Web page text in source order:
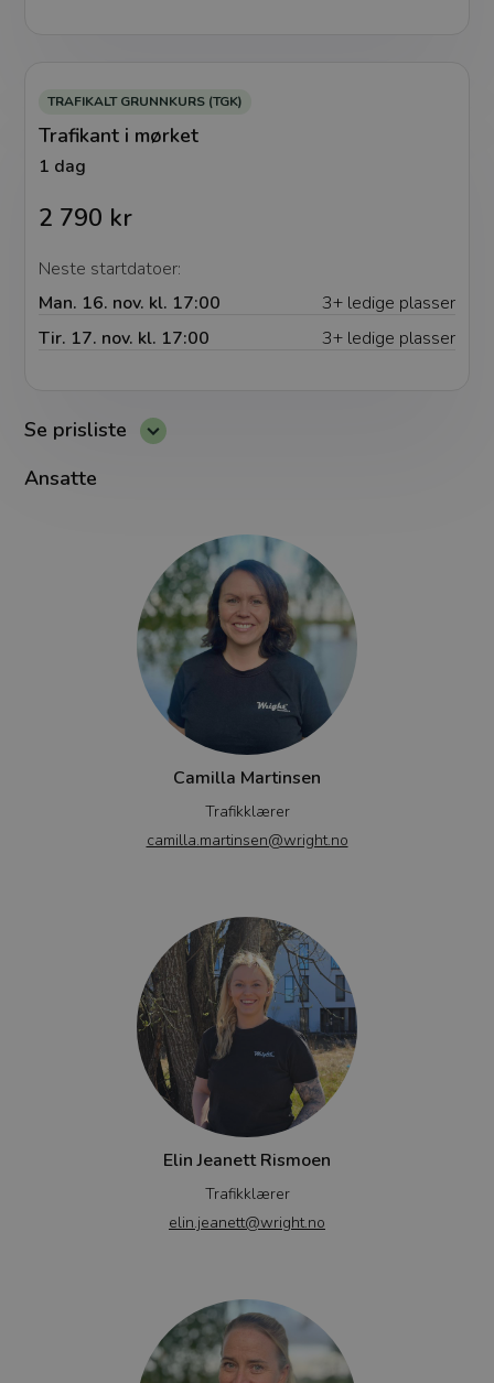
TRAFIKALT GRUNNKURS (TGK)
Trafikant i mørket
1 dag
2 790 kr
Neste startdatoer:
Man. 16. nov. kl. 17:00
3+ ledige plasser
Tir. 17. nov. kl. 17:00
3+ ledige plasser
Se prisliste
Ansatte
Camilla Martinsen
Trafikklærer
camilla.martinsen@wright.no
Elin Jeanett Rismoen
Trafikklærer
elin.jeanett@wright.no